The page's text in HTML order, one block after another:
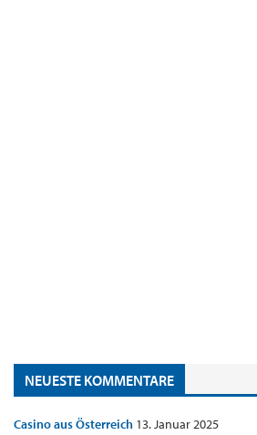
NEUESTE KOMMENTARE
Casino aus Österreich 13. Januar 2025